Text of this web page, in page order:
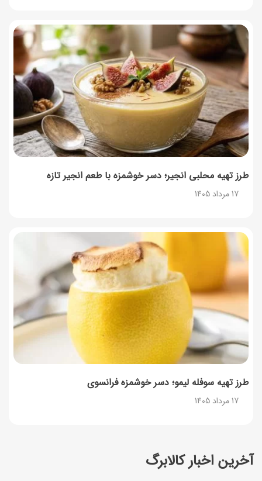
آخرین اخبار کالابرگ
طرز تهیه محلبی انجیر؛ دسر خوشمزه با طعم انجیر تازه
17 مرداد 1405
طرز تهیه سوفله لیمو؛ دسر خوشمزه فرانسوی
17 مرداد 1405